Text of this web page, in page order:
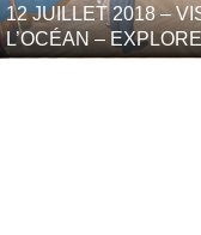
12 JUILLET 2018 –
L’OCÉAN –